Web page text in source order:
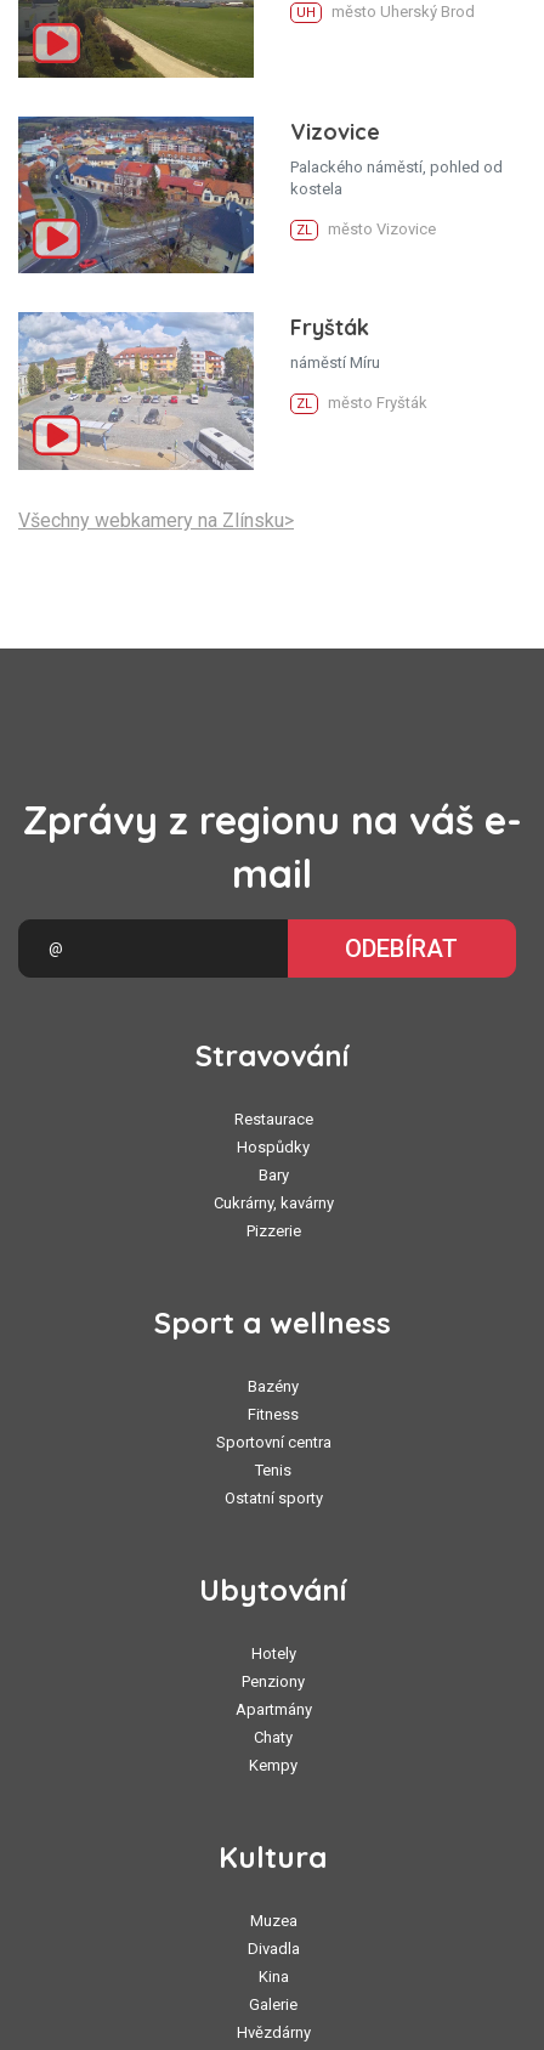
UH město Uherský Brod
Vizovice
Palackého náměstí, pohled od
kostela
ZL město Vizovice
Fryšták
náměstí Míru
ZL město Fryšták
Všechny webkamery na Zlínsku>
Zprávy z regionu na váš e-
mail
ODEBÍRAT
Stravování
Restaurace
Hospůdky
Bary
Cukrárny, kavárny
Pizzerie
Sport a wellness
Bazény
Fitness
Sportovní centra
Tenis
Ostatní sporty
Ubytování
Hotely
Penziony
Apartmány
Chaty
Kempy
Kultura
Muzea
Divadla
Kina
Galerie
Hvězdárny